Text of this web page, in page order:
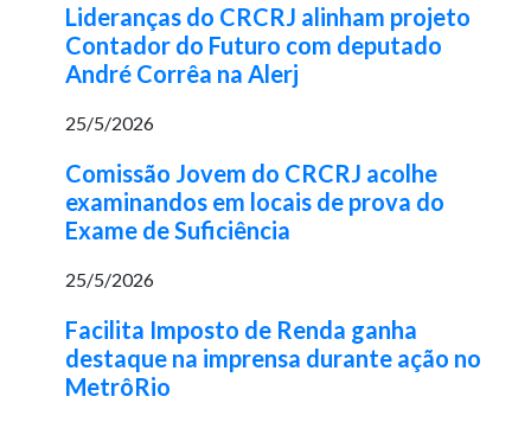
Lideranças do CRCRJ alinham projeto
Contador do Futuro com deputado
André Corrêa na Alerj
25/5/2026
Comissão Jovem do CRCRJ acolhe
examinandos em locais de prova do
Exame de Suficiência
25/5/2026
Facilita Imposto de Renda ganha
destaque na imprensa durante ação no
MetrôRio